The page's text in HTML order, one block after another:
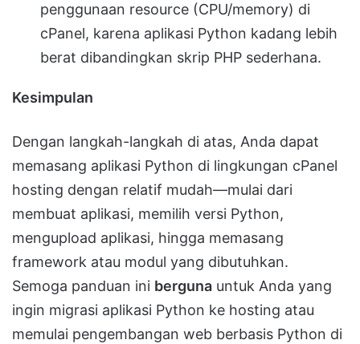
penggunaan resource (CPU/memory) di
cPanel, karena aplikasi Python kadang lebih
berat dibandingkan skrip PHP sederhana.
Kesimpulan
Dengan langkah-langkah di atas, Anda dapat
memasang aplikasi Python di lingkungan cPanel
hosting dengan relatif mudah—mulai dari
membuat aplikasi, memilih versi Python,
mengupload aplikasi, hingga memasang
framework atau modul yang dibutuhkan.
Semoga panduan ini berguna untuk Anda yang
ingin migrasi aplikasi Python ke hosting atau
memulai pengembangan web berbasis Python di